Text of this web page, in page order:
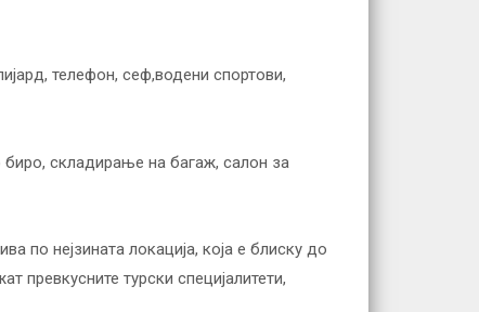
телефон, сеф,водени спортови,
биро, складирање на багаж, салон за
по нејзината локација, која е блиску до
превкусните турски специјалитети,